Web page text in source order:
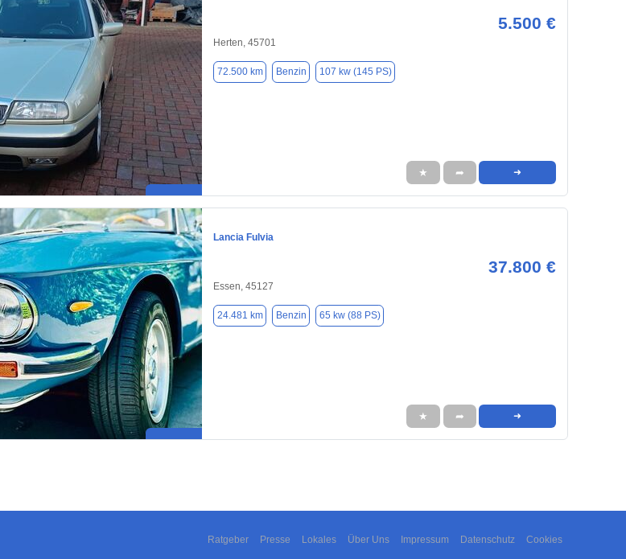
5.500 €
Herten, 45701
72.500 km Benzin 107 kw (145 PS)
★ ➦ ➜
Lancia Fulvia
37.800 €
Essen, 45127
24.481 km Benzin 65 kw (88 PS)
★ ➦ ➜
Ratgeber Presse Lokales Über Uns Impressum Datenschutz Cookies